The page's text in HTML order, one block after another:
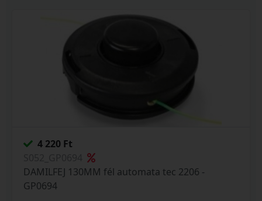
4 220 Ft
DAMILFEJ 130MM fél automata tec 2206 -
GP0694